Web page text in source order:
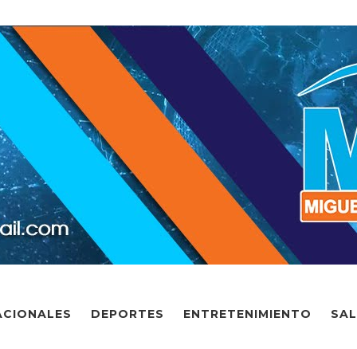
DEPORTES ENTRETENIMIENTO